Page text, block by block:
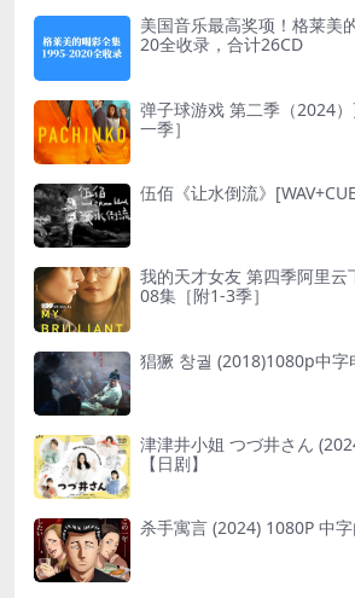
美国音乐最高奖项！格莱美
20全收录，合计26CD
弹子球游戏 第二季（2024
一季］
伍佰《让水倒流》
我的天才女友 第四季阿里云
08集［附1-3季］
猖獗 창궐
津津井小姐 つづ井さん (2024) 首播02 官方
【日剧】
杀手寓言 (2024) 1080P 中